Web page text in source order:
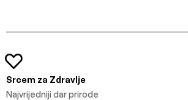
Srcem za Zdravlje
Najvrijedniji dar prirode